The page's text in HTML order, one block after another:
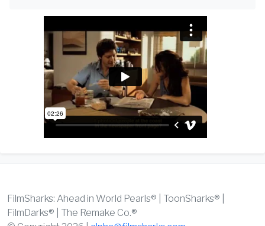
FilmSharks: Ahead in World Pearls® | ToonSharks® |
FilmDarks® | The Remake Co.®